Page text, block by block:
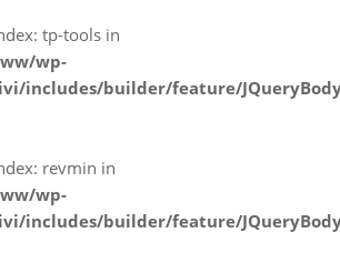
tp-tools in
wp-
includes/builder/feature/
revmin in
wp-
includes/builder/feature/